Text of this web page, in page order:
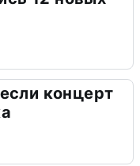
концерт